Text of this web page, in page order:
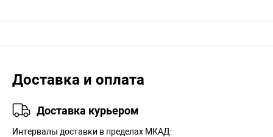
Доставка и оплата
Доставка курьером
Интервалы доставки в пределах МКАД: